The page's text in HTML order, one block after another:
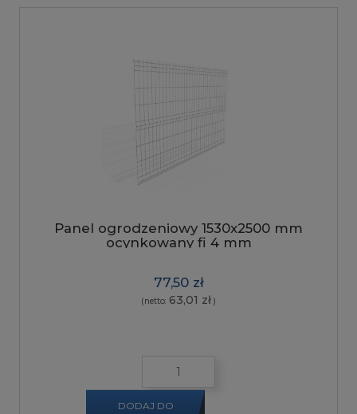
Panel ogrodzeniowy 1530x2500 mm
ocynkowany fi 4 mm
77,50 zł
(netto: 63,01 zł )
DODAJ DO